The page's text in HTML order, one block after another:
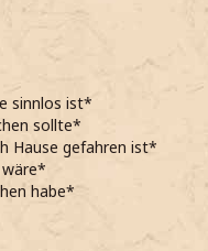
sinnlos ist*
sollte*
Hause gefahren ist*
habe*